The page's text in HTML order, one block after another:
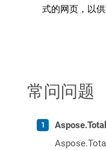
式的网页，以
常问问题